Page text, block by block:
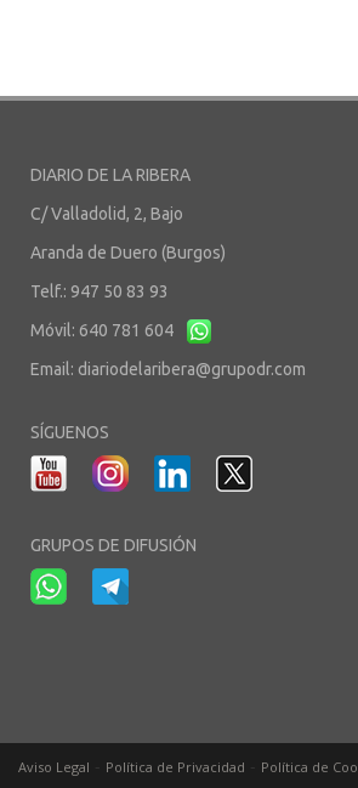
DIARIO DE LA RIBERA
C/ Valladolid, 2, Bajo
Aranda de Duero (Burgos)
Telf.: 947 50 83 93
Móvil: 640 781 604
Email: diariodelaribera@grupodr.com
SÍGUENOS
GRUPOS DE DIFUSIÓN
Aviso Legal Política de Privacidad Política de